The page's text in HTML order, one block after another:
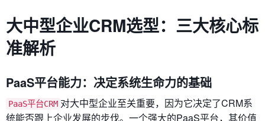
大中型企业CRM选型：三大核心标
准解析
PaaS平台能力：决定系统生命力的基础
PaaS平台CRM 对大中型企业至关重要，因为它决定了CRM系
统能否跟上企业发展的步伐。一个强大的PaaS平台，其价值